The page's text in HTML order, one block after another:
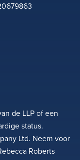
de LLP of een
status.
Ltd. Neem voor
Roberts